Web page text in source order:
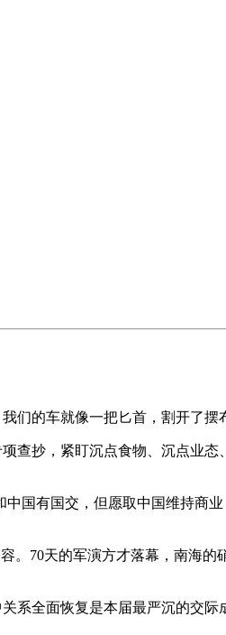
的车就像一把匕首，割开了摆
抄，紧盯沉点食物、沉点业态
有国交，但愿取中国维持商
70天的军演方才落幕，南海的
全面恢复是本届最严沉的交际